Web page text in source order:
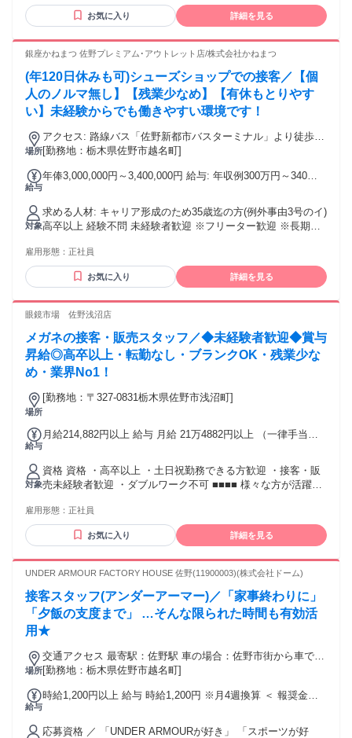
円～／月) ※給与条件は、ご経験・スキルに応じて検討いたし
ます。記載の金額をお約束するものではございません。
人物像> ・ファッションが好きな方 ・チームワークを大切に
し、お客様に寄り添った接客をしたい方 異業種から転職して
たスタッフや、店舗でVMDやPR、リーダー等を任されている
お気に入り 詳細を見る
銀座かねまつ 佐野プレミアム･アウトレット店/株式会社かねまつ
(年120日休みも可)シューズショップでの接客／【個
人のノルマ無し】【残業少なめ】【有休もとりやす
い】未経験からでも働きやすい環境です！
場所
アクセス: 路線バス「佐野新都市バスターミナル」より徒歩3
分！ JR「佐野駅」から車で13分・路線バスで20分 JR「岩舟
館林市・桐生市からも20分～1時間程度です
[勤務地：栃木県佐野市越名町]
給与
年俸3,000,000円～3,400,000円 給与: 年収例300万円～340万
えご検討下さい) ※年収例には月給、残業手当、賞与が含まれ
ています。 ※弊社スタッフの平均的な年収例となり個人差は
あります ※能力により面接で相談のうえ決定 (月給詳細) 月給
20万2600円～24万3000円(四大卒) 月給19万7000円～24万3000
対象
求める人材: キャリア形成のため35歳迄の方(例外事由3号のイ)
高卒以上 経験不問 未経験者歓迎 ※フリーター歓迎 ※長期勤
レル販売や雑貨販売、接客業で探している方、 ファッション
が好きな方も大歓迎です。 For this position, we only consider
applicants who already have a work-authorized status in
雇用形態： 正社員
お気に入り 詳細を見る
眼鏡市場 佐野浅沼店
メガネの接客・販売スタッフ／◆未経験者歓迎◆賞与
昇給◎高卒以上・転勤なし・ブランクOK・残業少な
め・業界No1！
場所
[勤務地：〒327-0831栃木県佐野市浅沼町]
給与
月給214,882円以上 給与 月給 21万4882円以上 （一律手当を
通費支給
対象
資格 資格 ・高卒以上 ・土日祝勤務できる方歓迎 ・接客・販
売未経験者歓迎 ・ダブルワーク不可 ■■■■ 様々な方が活躍で
ーン歓迎） ・自分の時間や家族の時間を大切にしたい方 ・お
客様との接客をしっかりと行いたい方 ・技術や専門知識を習
得して手に職をつけたい方 ・着実にスキルアップしたい方 ・
など様々な経験を持った方々が働いています ・20代・30代・
やブランクがある方、初めて働く方も歓迎 ■■■■ 充実の研
修・制度 ■■■■ ・入社時研修 ・「パーソナルカラー研修」
（一部対象者のみ） ・社内公募制度 ・産前産後休暇 ・育児
休暇 ・育児短期間勤務制度（小学校4年時まで） ・介護・看
護休暇 ・階層別研修 ・慶弔休暇などの特別休暇 年齢の条件
と理由：例外事由3号のイ・45歳まで ※未経験から育成する
雇用形態： 正社員
お気に入り 詳細を見る
UNDER ARMOUR FACTORY HOUSE 佐野(11900003)(株式会社ドーム)
接客スタッフ(アンダーアーマー)／「家事終わりに」
「夕飯の支度まで」 …そんな限られた時間も有効活
用★
場所
交通アクセス 最寄駅：佐野駅 車の場合：佐野市街から車で12
分、小山駅から車で30分 電車の場合：佐野駅から佐野市循環
通勤（駐車場あり） ★バス通勤の方は、入り時間ご相談に応
[勤務地：栃木県佐野市越名町]
給与
時給1,200円以上 給与 時給1,200円 ※月4週換算 ＜ 報奨金あ
応募資格 ／ 「UNDER ARMOURが好き」 「スポーツが好